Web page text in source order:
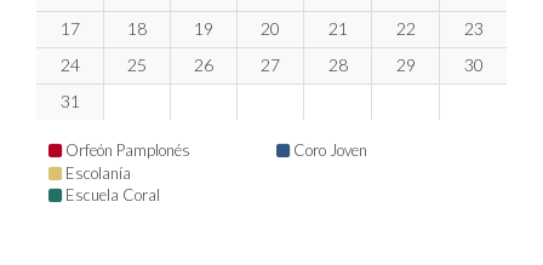
17
18 19 20 21 22
23
24
25 26 27 28 29
30
31
Orfeón Pamplonés
Coro Joven
Escolanía
Escuela Coral